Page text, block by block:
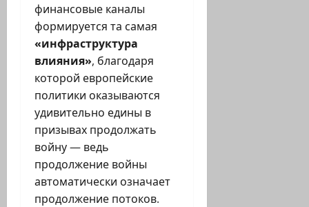
финансовые каналы
формируется та самая
«инфраструктура
влияния», благодаря
которой европейские
политики оказываются
удивительно едины в
призывах продолжать
войну — ведь
продолжение войны
автоматически означает
продолжение потоков.